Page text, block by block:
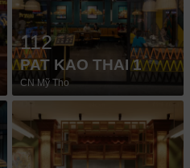
112
PAT KAO THAI 1
CN Mỹ Tho